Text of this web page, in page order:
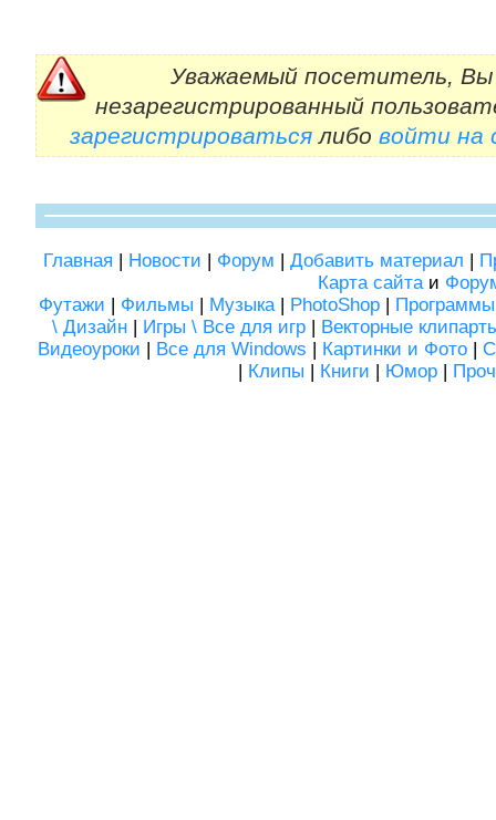
Уважаемый посетитель, Вы
незарегистрированный
зарегистрироватьсялибо войти на
Главная | Новости | Форум | Добавить материал |
Карта сайтаи
Футажи | Фильмы | Музыка| PhotoShop | Программы
\ Дизайн | Игры \ Все для игр | Векторные
Видеоуроки | Все для Windows | Картинки и Фото|
| Клипы | Книги | Юмор |